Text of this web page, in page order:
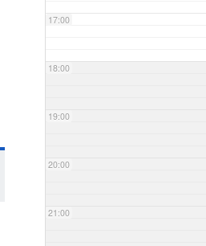
17:00
18:00
19:00
20:00
21:00